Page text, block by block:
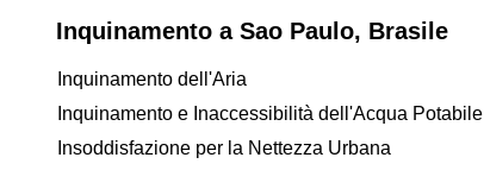
Inquinamento a Sao Paulo, Brasile
Inquinamento dell'Aria
Inquinamento e Inaccessibilità dell'Acqua Potabile
Insoddisfazione per la Nettezza Urbana